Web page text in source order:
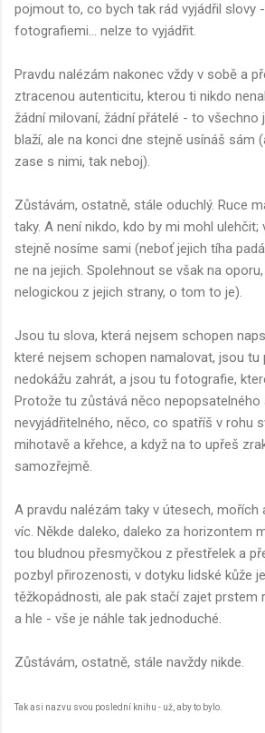
pojmout to, co bych tak rád vyjádřil slovy
fotografiemi... nelze to vyjádřit.
Pravdu nalézám nakonec vždy v sobě a
ztracenou autenticitu, kterou ti nikdo
žádní milovaní, žádní přátelé - to všechno
blaží, ale na konci dne stejně usínáš sám
zase s nimi, tak neboj).
Zůstávám, ostatně, stále oduchlý. Ruce
taky. A není nikdo, kdo by mi mohl ulehčit;
stejně nosíme sami (neboť jejich tíha
ne na jejich. Spolehnout se však na
nelogickou z jejich strany, o tom to je).
Jsou tu slova, která nejsem schopen
které nejsem schopen namalovat, jsou tu
nedokážu zahrát, a jsou tu fotografie,
Protože tu zůstává něco nepopsatelného
nevyjádřitelného, něco, co spatříš v rohu
mihotavě a křehce, a když na to upřeš
samozřejmě.
A pravdu nalézám taky v útesech, mořích
víc. Někde daleko, daleko za horizontem
tou bludnou přesmyčkou z přestřelek a
pozbyl přirozenosti, v dotyku lidské kůže
těžkopádnosti, ale pak stačí zajet prstem
a hle - vše je náhle tak jednoduché.
Zůstávám, ostatně, stále navždy nikde.
Tak asi nazvu svou poslední knihu - už, aby to bylo.